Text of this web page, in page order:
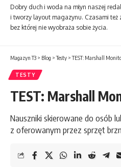
Dobry duch i woda na młyn naszej
i tworzy layout magazynu. Czasami też
bez której nie wyobraża sobie życia.
Magazyn T3 > Blog >Testy >TEST: Marshall
TESTY
TEST: Marshall
Nauszniki skierowane do osób
z oferowanym przez sprzęt